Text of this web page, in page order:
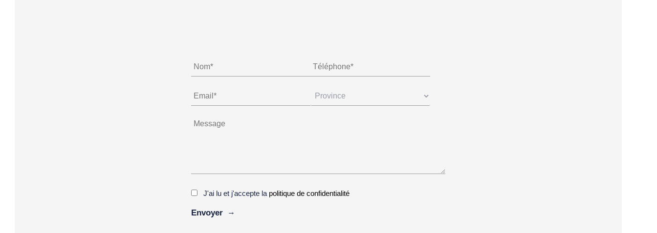
J'ai lu et j'accepte la politique de confidentialité